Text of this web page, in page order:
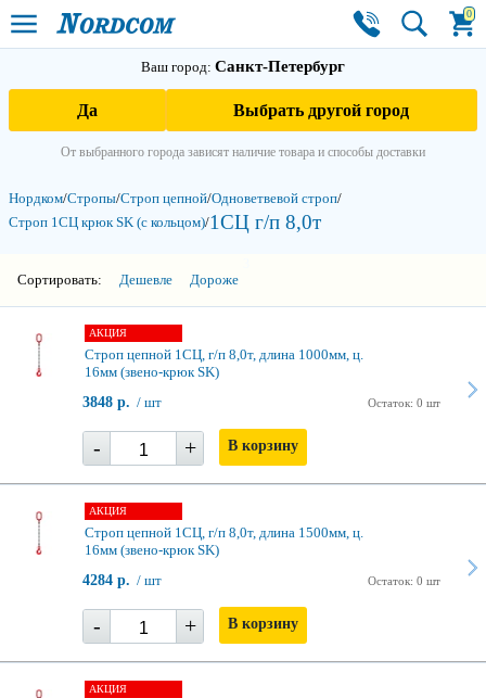
0
Ваш город: Санкт-Петербург
Да Выбрать другой город
От выбранного города зависят наличие товара и способы доставки
Нордком/Стропы/Строп цепной/Одноветвевой строп/
Строп 1СЦ крюк SK (с кольцом)/1СЦ г/п 8,0т
Сортировать: Дешевле Дороже
АКЦИЯ
Строп цепной 1СЦ, г/п 8,0т, длина 1000мм, ц.
16мм (звено-крюк SK)
Остаток: 0 шт
3848 р. / шт
- + В корзину
АКЦИЯ
Строп цепной 1СЦ, г/п 8,0т, длина 1500мм, ц.
16мм (звено-крюк SK)
Остаток: 0 шт
4284 р. / шт
- + В корзину
АКЦИЯ